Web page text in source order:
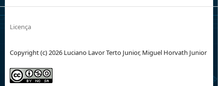
Licença
Copyright (c) 2026 Luciano Lavor Terto Junior, Miguel Horvath Junior